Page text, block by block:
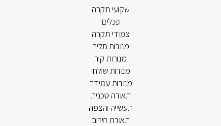
שקועי תקרה
פנלים
צמודי תקרה
מנורות תליה
מנורות קיר
מנורות שולחן
מנורות עמידה
תאורה טכנית
תעשייה והצפה
תאורת חירום